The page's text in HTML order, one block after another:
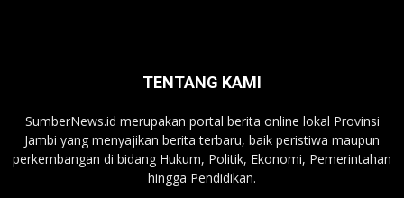
TENTANG KAMI
SumberNews.id merupakan portal berita online lokal Provinsi
Jambi yang menyajikan berita terbaru, baik peristiwa maupun
perkembangan di bidang Hukum, Politik, Ekonomi, Pemerintahan
hingga Pendidikan.